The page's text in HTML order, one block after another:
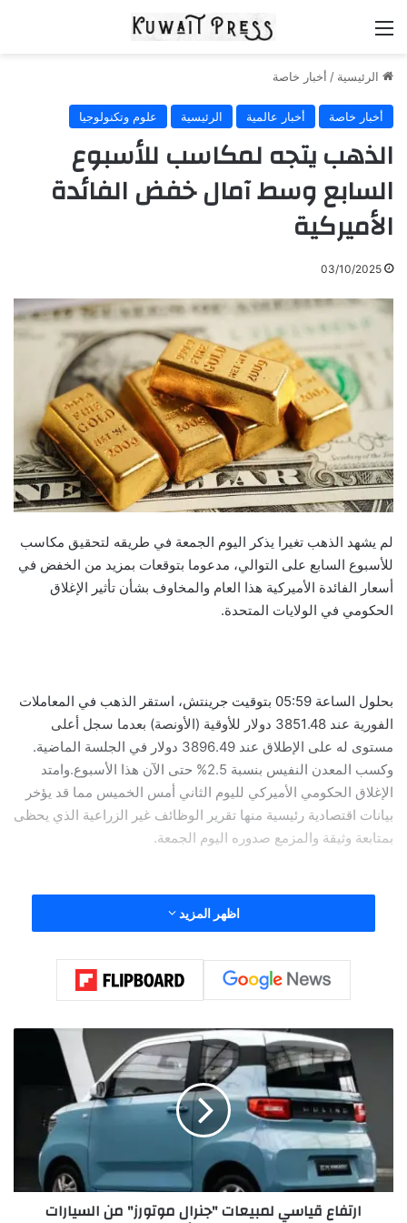
الرئيسية / أخبار خاصة
أخبار خاصة أخبار عالمية الرئيسية علوم وتكنولوجيا
الذهب يتجه لمكاسب للأسبوع
السابع وسط آمال خفض الفائدة
الأميركية
03/10/2025
لم يشهد الذهب تغيرا يذكر اليوم الجمعة في طريقه لتحقيق مكاسب
للأسبوع السابع على التوالي، مدعوما بتوقعات بمزيد من الخفض في
أسعار الفائدة الأميركية هذا العام والمخاوف بشأن تأثير الإغلاق
الحكومي في الولايات المتحدة.
بحلول الساعة 05:59 بتوقيت جرينتش، استقر الذهب في المعاملات
الفورية عند 3851.48 دولار للأوقية (الأونصة) بعدما سجل أعلى
مستوى له على الإطلاق عند 3896.49 دولار في الجلسة الماضية.
وكسب المعدن النفيس بنسبة 2.5% حتى الآن هذا الأسبوع.وامتد
الإغلاق الحكومي الأميركي لليوم الثاني أمس الخميس مما قد يؤخر
بيانات اقتصادية رئيسية منها تقرير الوظائف غير الزراعية الذي يحظى
بمتابعة وثيقة والمزمع صدوره اليوم الجمعة.
وقالت لوري لوجان رئيسة بنك الاحتياطي الاتحادي في دالاس إن
في سوق العمل من خلال خفض أسعار الفائدة الشهر الماضي، لكنه
بحاجة إلى توخي “الحذر” قبل المضي في التيسير النقدي.
ومع ذلك، تتوقع الأسواق خفضا شبه مؤكد بواقع 25 نقطة أساس
لسعر الفائدة الرئيسي هذا الشهر، وفقا لأداة فيد ووتش التابعة
لسي.إم.إي.
اظهر المزيد
ي
ا
ارتفاع قياسي لمبيعات "جنرال موتورز" من السيارات